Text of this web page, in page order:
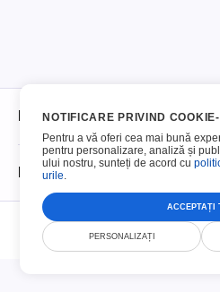
Despre
Despre
Contact
Politica de retenție a fișierelor
PDF-uri completabile
PDF-uri completabile
© Smallize Pty Ltd 2026.
Politică de
NOTIFICARE PRIVIND
Pentru a vă oferi cea mai bună
pentru personalizare, analiză și
ului nostru, sunteți de acord cu
urile.
ACCEPTAȚI
PERSONALIZAȚI